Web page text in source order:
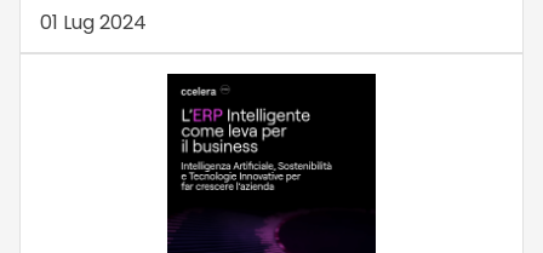
01 Lug 2024